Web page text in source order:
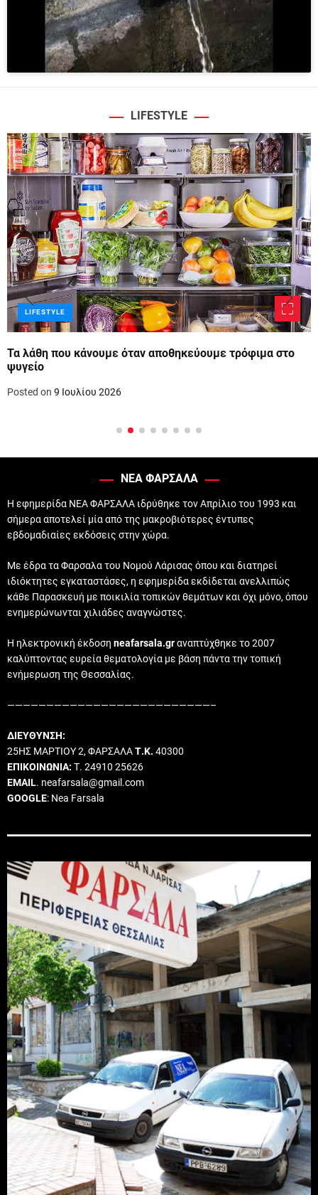
LIFESTYLE
LIFESTYLE
Τα λάθη που κάνουμε όταν αποθηκεύουμε τρόφιμα στο
ψυγείο
Posted on 9 Ιουλίου 2026
ΝΕΑ ΦΑΡΣΑΛΑ
Η εφημερίδα ΝΕΑ ΦΑΡΣΑΛΑ ιδρύθηκε τον Απρίλιο του 1993 και
σήμερα αποτελεί μία από της μακροβιότερες έντυπες
εβδομαδιαίες εκδόσεις στην χώρα.
Με έδρα τα Φαρσαλα του Νομού Λάρισας όπου και διατηρεί
ιδιόκτητες εγκαταστάσες, η εφημερίδα εκδίδεται ανελλιπώς
κάθε Παρασκευή με ποικιλία τοπικών θεμάτων και όχι μόνο, όπου
ενημερώνωνται χιλιάδες αναγνώστες.
Η ηλεκτρονική έκδοση neafarsala.grαναπτύχθηκε το 2007
καλύπτοντας ευρεία θεματολογία με βάση πάντα την τοπική
ενήμερωση της Θεσσαλίας.
——————————————————————————–
ΔΙΕΥΘΥΝΣΗ:
25ΗΣ ΜΑΡΤΙΟΥ 2, ΦΑΡΣΑΛΑΤ.Κ. 40300
ΕΠΙΚΟΙΝΩΝΙΑ: Τ. 24910 25626
EMAIL. neafarsala@gmail.com
GOOGLE: Nea Farsala